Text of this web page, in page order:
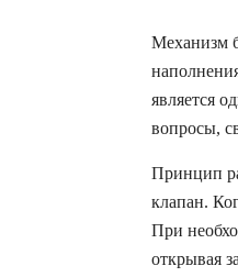
Механизм
является
вопросы,
Принцип
клапан.
При
открывая